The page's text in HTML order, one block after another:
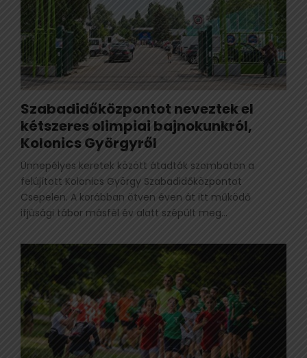
Szabadidőközpontot neveztek el
kétszeres olimpiai bajnokunkról,
Kolonics Györgyről
Ünnepélyes keretek között átadták szombaton a
felújított Kolonics György Szabadidőközpontot
Csepelen. A korábban ötven éven át itt működő
ifjúsági tábor másfél év alatt szépült meg...